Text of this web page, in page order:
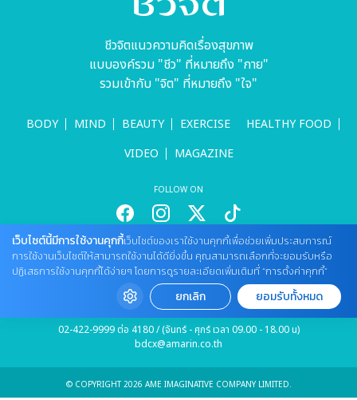
ชีวจิตแนวความคิดเรื่องสุขภาพ
แบบองค์รวม "ชีว" ที่หมายถึง "กาย"
รวมเข้ากับ "จิต" ที่หมายถึง "ใจ"
BODY MIND BEAUTY EXERCISE
HEALTHY FOOD
VIDEO
MAGAZINE
FOLLOW ON
สนใจลงโฆษณากับเว็บไซต์
Tel : 085 661 4629 / (จันทร์ - ศุกร์ เวลา 09.00 - 18.00 น)
cheewajitmedia@gmail.com
ติดต่อแจ้งปัญหาหรือร้องเรียน
02-422-9999 ต่อ 4180 / (จันทร์ - ศุกร์ เวลา 09.00 - 18.00 น)
bdcx@amarin.co.th
© COPYRIGHT 2026 AME IMAGINATIVE COMPANY LIMITED.
เว็บไซต์นี้มีการใช้งานคุกกี้เว็บไซต์ของเราใช้งานคุกกี้เพื่อช่วยเพิ่มประสบการณ์
การใช้งานเว็บไซต์ให้สามารถใช้งานได้ดียิ่งขึ้น คุณสามารถเลือกที่จะยอมรับหรือ
ปฏิเสธการใช้งานคุกกี้ได้ง่ายๆ โดยการดูรายละเอียดเพิ่มเติมที่ “การตั้งค่าคุกกี้”
ยกเลิก ยอมรับทั้งหมด